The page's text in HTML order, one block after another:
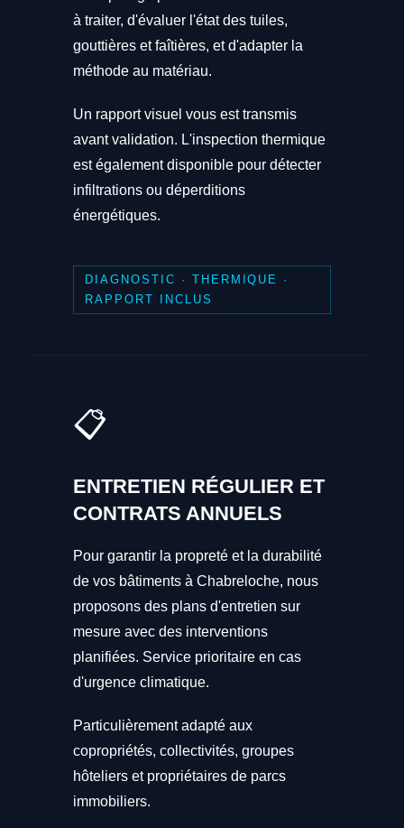
à traiter, d'évaluer l'état des tuiles,
gouttières et faîtières, et d'adapter la
méthode au matériau.
Un rapport visuel vous est transmis
avant validation. L'inspection thermique
est également disponible pour détecter
infiltrations ou déperditions
énergétiques.
DIAGNOSTIC · THERMIQUE ·
RAPPORT INCLUS
📋
ENTRETIEN RÉGULIER ET
CONTRATS ANNUELS
Pour garantir la propreté et la durabilité
de vos bâtiments à Chabreloche, nous
proposons des plans d'entretien sur
mesure avec des interventions
planifiées. Service prioritaire en cas
d'urgence climatique.
Particulièrement adapté aux
copropriétés, collectivités, groupes
hôteliers et propriétaires de parcs
immobiliers.